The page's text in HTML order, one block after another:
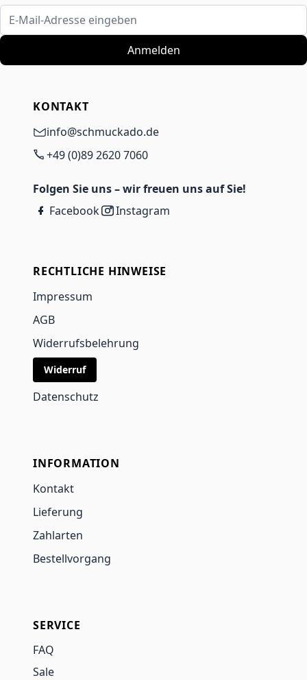
E-Mail-Adresse eingeben
Anmelden
KONTAKT
info@schmuckado.de
+49 (0)89 2620 7060
Folgen Sie uns – wir freuen uns auf Sie!
Facebook
Instagram
RECHTLICHE HINWEISE
Impressum
AGB
Widerrufsbelehrung
Widerruf
Datenschutz
INFORMATION
Kontakt
Lieferung
Zahlarten
Bestellvorgang
SERVICE
FAQ
Sale